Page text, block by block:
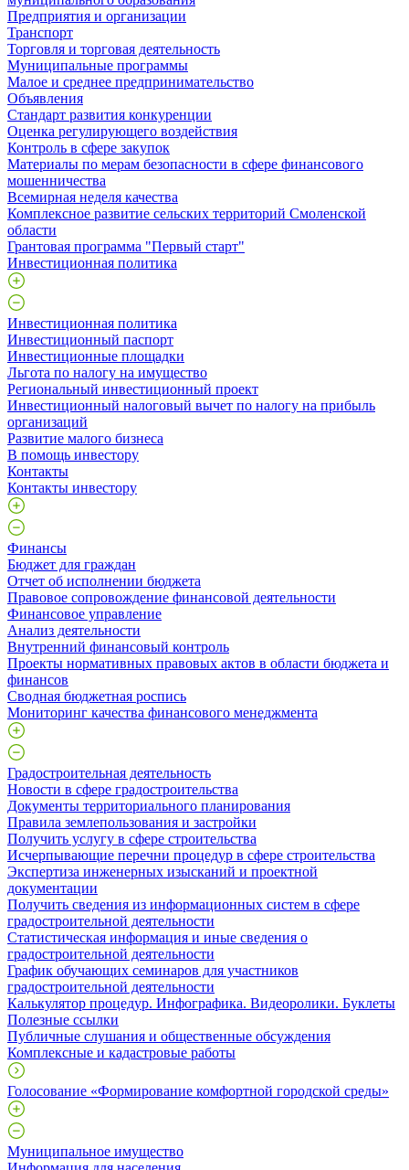
Предприятия и организации
Транспорт
Торговля и торговая деятельность
Муниципальные программы
Малое и среднее предпринимательство
Объявления
Стандарт развития конкуренции
Оценка регулирующего воздействия
Контроль в сфере закупок
Материалы по мерам безопасности в сфере финансового
мошенничества
Всемирная неделя качества
Комплексное развитие сельских территорий Смоленской
области
Грантовая программа "Первый старт"
Инвестиционная политика
Инвестиционная политика
Инвестиционный паспорт
Инвестиционные площадки
Льгота по налогу на имущество
Региональный инвестиционный проект
Инвестиционный налоговый вычет по налогу на прибыль
организаций
Развитие малого бизнеса
В помощь инвестору
Контакты
Контакты инвестору
Финансы
Бюджет для граждан
Отчет об исполнении бюджета
Правовое сопровождение финансовой деятельности
Финансовое управление
Анализ деятельности
Внутренний финансовый контроль
Проекты нормативных правовых актов в области бюджета и
финансов
Сводная бюджетная роспись
Мониторинг качества финансового менеджмента
Градостроительная деятельность
Новости в сфере градостроительства
Документы территориального планирования
Правила землепользования и застройки
Получить услугу в сфере строительства
Исчерпывающие перечни процедур в сфере строительства
Экспертиза инженерных изысканий и проектной
документации
Получить сведения из информационных систем в сфере
градостроительной деятельности
Статистическая информация и иные сведения о
градостроительной деятельности
График обучающих семинаров для участников
градостроительной деятельности
Калькулятор процедур. Инфографика. Видеоролики. Буклеты
Полезные ссылки
Публичные слушания и общественные обсуждения
Комплексные и кадастровые работы
Голосование «Формирование комфортной городской среды»
Муниципальное имущество